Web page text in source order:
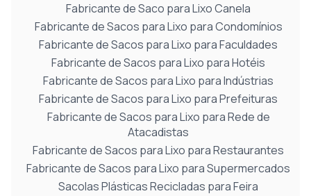
Fabricante de Saco para Lixo Canela
Fabricante de Sacos para Lixo para Condomínios
Fabricante de Sacos para Lixo para Faculdades
Fabricante de Sacos para Lixo para Hotéis
Fabricante de Sacos para Lixo para Indústrias
Fabricante de Sacos para Lixo para Prefeituras
Fabricante de Sacos para Lixo para Rede de
Atacadistas
Fabricante de Sacos para Lixo para Restaurantes
Fabricante de Sacos para Lixo para Supermercados
Sacolas Plásticas Recicladas para Feira